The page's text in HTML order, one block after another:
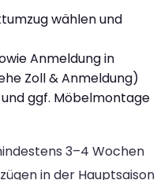
wählen und
Anmeldung in
Zoll & Anmeldung)
und ggf. Möbelmontage
3–4 Wochen
in der Hauptsaison